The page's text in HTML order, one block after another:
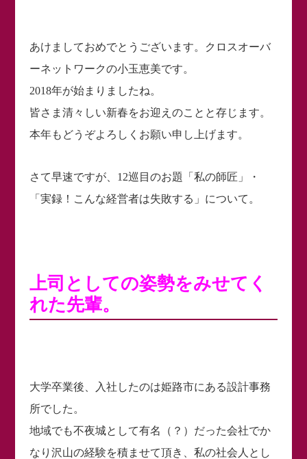
あけましておめでとうございます。クロスオーバ
ーネットワークの小玉恵美です。
2018年が始まりましたね。
皆さま清々しい新春をお迎えのことと存じます。
本年もどうぞよろしくお願い申し上げます。
さて早速ですが、12巡目のお題「私の師匠」・
「実録！こんな経営者は失敗する」について。
上司としての姿勢をみせてく
れた先輩。
大学卒業後、入社したのは姫路市にある設計事務
所でした。
地域でも不夜城として有名（？）だった会社でか
なり沢山の経験を積ませて頂き、私の社会人とし